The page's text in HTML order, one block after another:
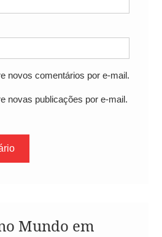
novos comentários por e-mail.
novas publicações por e-mail.
Mundo em